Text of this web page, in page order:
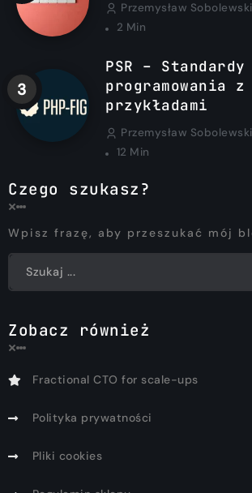
Przemysław Sobolewski
2 Min
PSR – Standardy
programowania z
przykładami
Przemysław Sobolewski
12 Min
Czego szukasz?
Wpisz frazę, aby przeszukać mój
Zobacz również
Fractional CTO for scale-ups
Polityka prywatności
Pliki cookies